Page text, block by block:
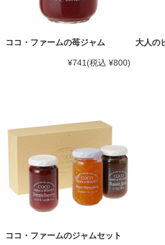
ココ・ファームの苺ジャム
¥741 (税込 ¥800)
大人の
ココ・ファームのジャムセット